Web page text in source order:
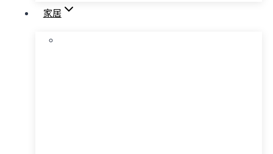
家居